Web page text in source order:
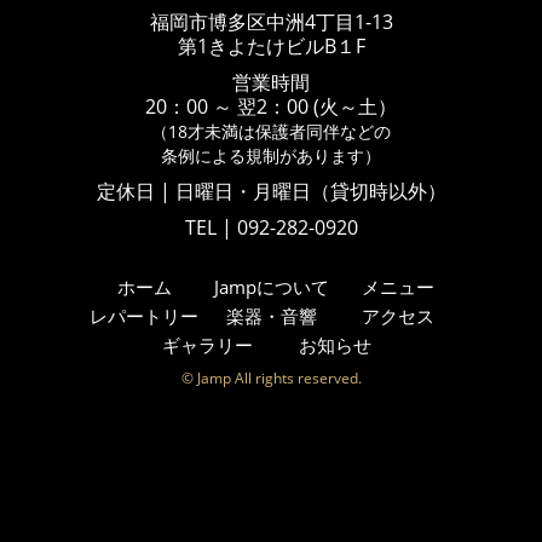
福岡市博多区中洲4丁目1-13
第1きよたけビルB１F
営業時間
20：00 ～ 翌2：00 (火～土）
（18才未満は保護者同伴などの
条例による規制があります）
定休日 | 日曜日・月曜日（貸切時以外）
TEL | 092-282-0920
ホーム Jampについて
メニュー
レパートリー
楽器・音響
アクセス
ギャラリー
お知らせ
© Jamp All rights reserved.